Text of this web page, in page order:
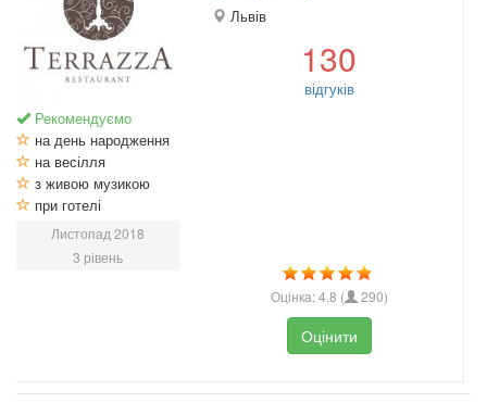
Рекомендуємо
на день народження
на весілля
з живою музикою
при готелі
Листопад 2018
3 рівень
Львів
130
відгуків
Оцінка:4.8 ( 290)
Оцінити